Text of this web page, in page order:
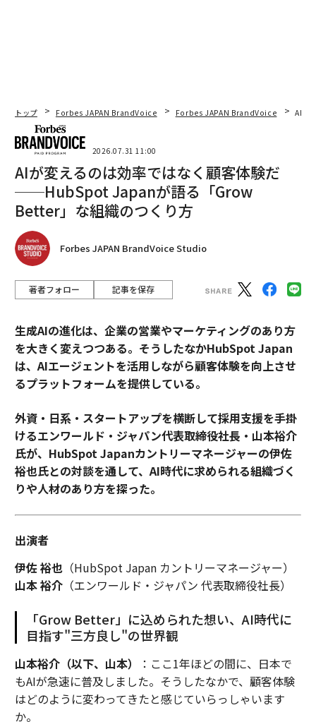
トップ Forbes JAPAN BrandVoice Forbes JAPAN BrandVoice AIが
2026.07.31 11:00
AIが変えるのは効率ではなく顧客体験だ
──HubSpot Japanが語る「Grow
Better」な組織のつくり方
Forbes JAPAN BrandVoice Studio
著者フォロー 記事を保存
生成AIの進化は、企業の営業やマーケティングのあり方
を大きく変えつつある。そうしたなかHubSpot Japan
は、AIエージェントを活用しながら顧客体験を向上させ
るプラットフォームを提供している。
外資・日系・スタートアップを横断して採用支援を手掛
けるエンワールド・ジャパン代表取締役社長・山本裕介
氏が、HubSpot Japanカントリーマネージャーの伊佐
裕也氏との対談を通して、AI時代に求められる組織づく
りや人材のあり方を探った。
出演者
伊佐 裕也（HubSpot Japan カントリーマネージャー）
山本 裕介（エンワールド・ジャパン 代表取締役社長）
「Grow Better」に込められた想い、AI時代に
目指す"三方良し"の世界観
山本裕介（以下、山本）
：ここ1年ほどの間に、日本で
もAIが急速に普及しました。そうしたなかで、顧客体験
はどのように変わってきたと感じていらっしゃいます
か。